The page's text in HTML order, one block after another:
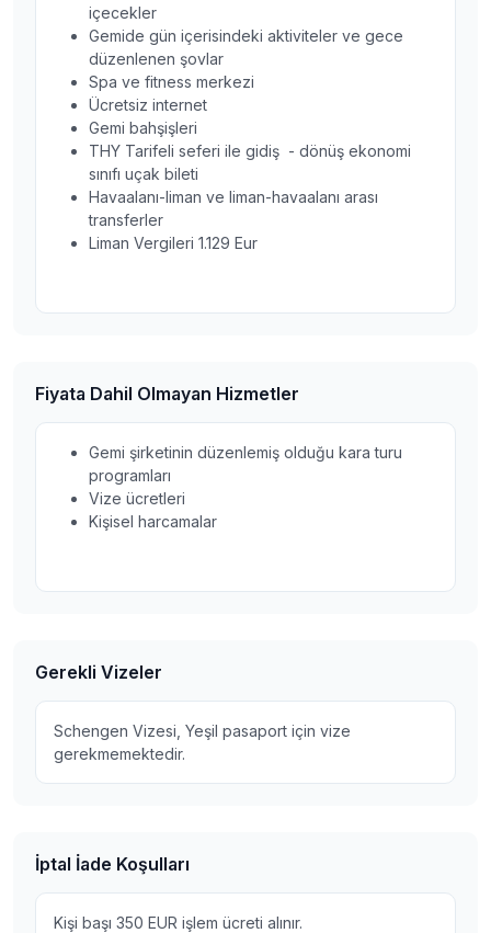
içecekler
Gemide gün içerisindeki aktiviteler ve gece
düzenlenen şovlar
Spa ve fitness merkezi
Ücretsiz internet
Gemi bahşişleri
THY Tarifeli seferi ile gidiş - dönüş ekonomi
sınıfı uçak bileti
Havaalanı-liman ve liman-havaalanı arası
transferler
Liman Vergileri 1.129 Eur
Fiyata Dahil Olmayan Hizmetler
Gemi şirketinin düzenlemiş olduğu kara turu
programları
Vize ücretleri
Kişisel harcamalar
Gerekli Vizeler
Schengen Vizesi, Yeşil pasaport için vize
gerekmemektedir.
İptal İade Koşulları
Kişi başı 350 EUR işlem ücreti alınır.